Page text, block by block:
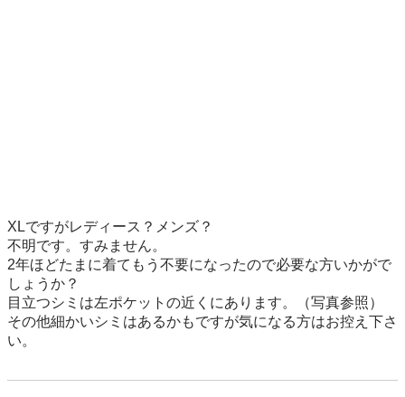
XLですがレディース？メンズ？
不明です。すみません。
2年ほどたまに着てもう不要になったので必要な方いかがで
しょうか？
目立つシミは左ポケットの近くにあります。（写真参照）
その他細かいシミはあるかもですが気になる方はお控え下さ
い。